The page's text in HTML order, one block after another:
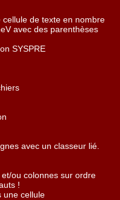
cellule de texte en nombre
avec des parenthèses
SYSPRE
avec un classeur lié.
ou colonnes sur ordre
!
une cellule